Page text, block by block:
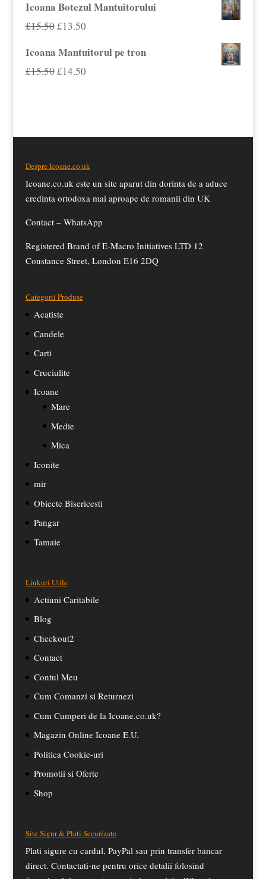
£15.00.
£19.50.
Icoana Botezul Mantuitorului
£15.50Prețul
£13.50Prețul
Icoana Mantuitorul pe tron
£15.50Prețul
£14.50Prețul
Despre Icoane.co.uk
Icoane.co.uk este un site aparut din dorinta de a aduce
credinta ortodoxa mai aproape de romanii din UK
Contact – WhatsApp
Registered Brand of E-Macro Initiatives LTD 12
Constance Street, London E16 2DQ
Categorii Produse
Acatiste
Candele
Carti
Cruciulite
Icoane
Mare
Medie
Mica
Iconite
mir
Obiecte Bisericesti
Pangar
Tamaie
Linkuri Utile
Actiuni Caritabile
Blog
Checkout2
Contact
Contul Meu
Cum Comanzi si Returnezi
Cum Cumperi de la Icoane.co.uk?
Magazin Online Icoane E.U.
Politica Cookie-uri
Promotii si Oferte
Shop
Site Sigur & Plati Securizate
Plati sigure cu cardul, PayPal sau prin transfer bancar
direct. Contactati-ne pentru orice detalii folosind